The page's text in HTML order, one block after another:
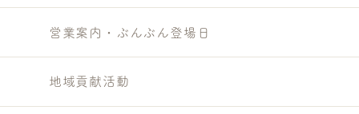
営業案内・ぶんぶん登場日
地域貢献活動